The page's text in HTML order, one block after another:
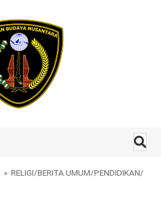
» RELIGI/BERITA UMUM/PENDIDIKAN/